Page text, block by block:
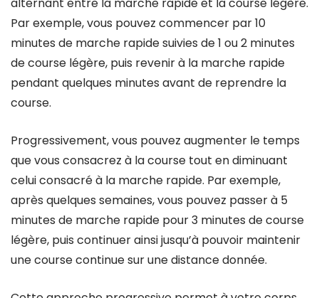
Par exemple, vous pouvez commencer par 10
minutes de marche rapide suivies de 1 ou 2 minutes
de course légère, puis revenir à la marche rapide
pendant quelques minutes avant de reprendre la
course.
Progressivement, vous pouvez augmenter le temps
que vous consacrez à la course tout en diminuant
celui consacré à la marche rapide. Par exemple,
après quelques semaines, vous pouvez passer à 5
minutes de marche rapide pour 3 minutes de course
légère, puis continuer ainsi jusqu’à pouvoir maintenir
une course continue sur une distance donnée.